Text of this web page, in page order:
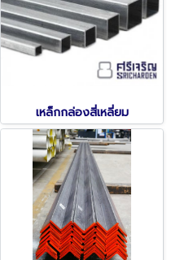
เหล็กกล่องสี่เหลี่ยม